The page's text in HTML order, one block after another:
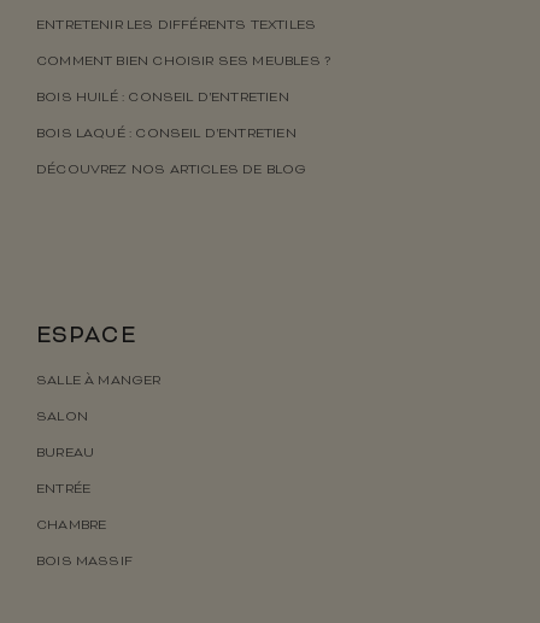
ENTRETENIR LES DIFFÉRENTS TEXTILES
COMMENT BIEN CHOISIR SES MEUBLES ?
BOIS HUILÉ : CONSEIL D’ENTRETIEN
BOIS LAQUÉ : CONSEIL D’ENTRETIEN
DÉCOUVREZ NOS ARTICLES DE BLOG
ESPACE
SALLE À MANGER
SALON
BUREAU
ENTRÉE
CHAMBRE
BOIS MASSIF